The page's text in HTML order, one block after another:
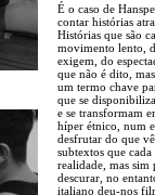
É o caso de
contar histórias
Histórias que são
movimento lento,
exigem, do
que não é dito,
um termo chave
que se
e se transformam
híper étnico, num
desfrutar do que
subtextos que
realidade, mas sim
descurar, no
italiano deu-nos